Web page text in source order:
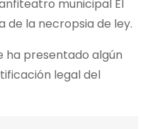
municipal El
la necropsia de ley.
ha presentado algún
legal del